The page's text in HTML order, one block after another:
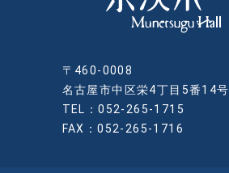
〒460-0008
名古屋市中区栄4丁目5番14号
TEL：052-265-1715
FAX：052-265-1716